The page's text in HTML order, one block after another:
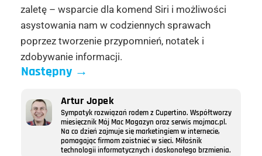
zaletę – wsparcie dla komend Siri i możliwości
asystowania nam w codziennych sprawach
poprzez tworzenie przypomnień, notatek i
zdobywanie informacji.
Następny→
Artur Jopek
Sympatyk rozwiązań rodem z Cupertino. Współtworzy
miesięcznik Mój Mac Magazyn oraz serwis mojmac.pl.
Na co dzień zajmuje się marketingiem w internecie,
pomagając firmom zaistnieć w sieci. Miłośnik
technologii informatycznych i doskonałego brzmienia.